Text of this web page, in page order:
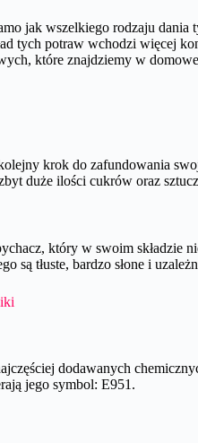
jak wszelkiego rodzaju
tych potraw wchodzi więcej
które znajdziemy w
krok do zafundowania
duże ilości cukrów oraz
który w swoim składzie
są tłuste, bardzo słone i
dodawanych
jego symbol: E951.